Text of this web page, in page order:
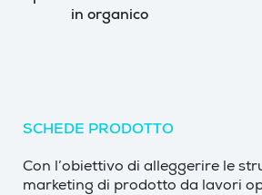
in organico
SCHEDE PRODOTTO
Con l’obiettivo di alleggerire le
marketing di prodotto da lavori